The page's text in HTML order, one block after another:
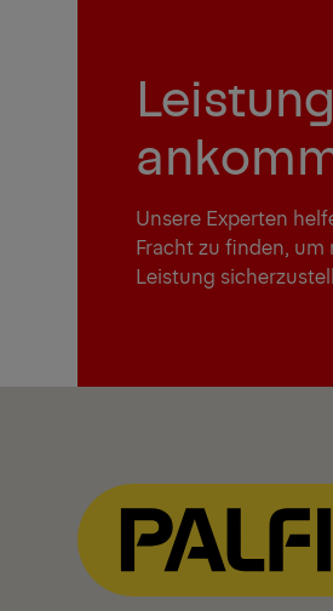
Unsere Experten
Fracht zu finden,
Leistung